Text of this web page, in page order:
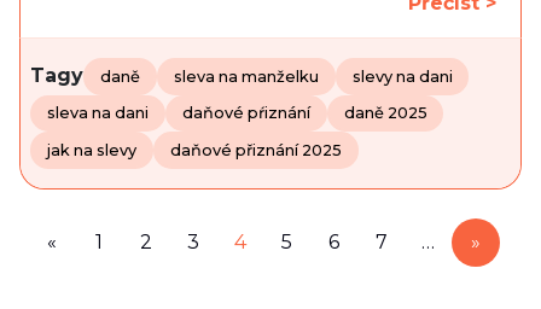
Tagy daně sleva na manželku slevy na dani
sleva na dani daňové pŕiznání daně 2025
jak na slevy daňové přiznání 2025
« 1 2 3 4 5 6 7 … »